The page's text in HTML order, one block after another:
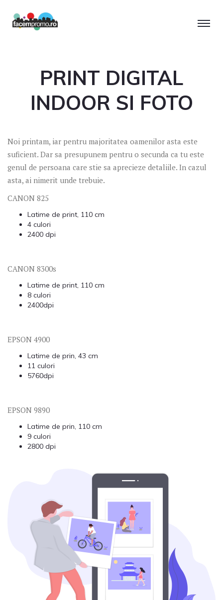
PRINT DIGITAL
INDOOR SI FOTO
Noi printam, iar pentru majoritatea oamenilor asta este
suficient. Dar sa presupunem pentru o secunda ca tu este
genul de persoana care stie sa aprecieze detaliile. In cazul
asta, ai nimerit unde trebuie.
CANON 825
Latime de print, 110 cm
4 culori
2400 dpi
CANON 8300s
Latime de print, 110 cm
8 culori
2400dpi
EPSON 4900
Latime de prin, 43 cm
11 culori
5760dpi
EPSON 9890
Latime de prin, 110 cm
9 culori
2800 dpi